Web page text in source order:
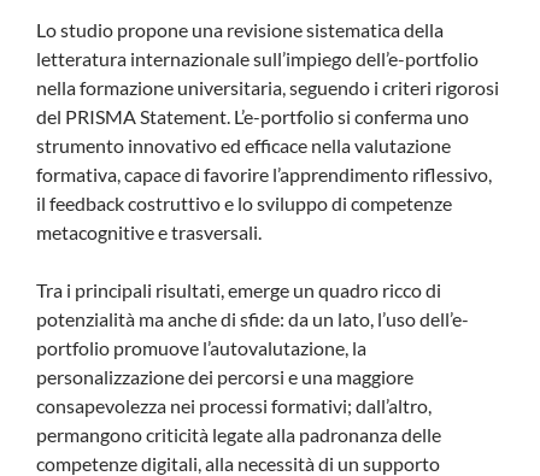
Lo studio propone una revisione sistematica della
letteratura internazionale sull’impiego dell’e-portfolio
nella formazione universitaria, seguendo i criteri rigorosi
del PRISMA Statement. L’e-portfolio si conferma uno
strumento innovativo ed efficace nella valutazione
formativa, capace di favorire l’apprendimento riflessivo,
il feedback costruttivo e lo sviluppo di competenze
metacognitive e trasversali.
Tra i principali risultati, emerge un quadro ricco di
potenzialità ma anche di sfide: da un lato, l’uso dell’e-
portfolio promuove l’autovalutazione, la
personalizzazione dei percorsi e una maggiore
consapevolezza nei processi formativi; dall’altro,
permangono criticità legate alla padronanza delle
competenze digitali, alla necessità di un supporto